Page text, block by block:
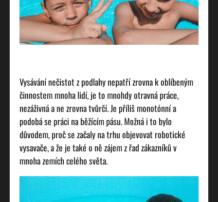
Vysávání nečistot z podlahy nepatří zrovna k oblíbeným
činnostem mnoha lidí, je to mnohdy otravná práce,
nezáživná a ne zrovna tvůrčí. Je příliš monotónní a
podobá se práci na běžícím pásu. Možná i to bylo
důvodem, proč se začaly na trhu objevovat robotické
vysavače, a že je také o ně zájem z řad zákazníků v
mnoha zemích celého světa.